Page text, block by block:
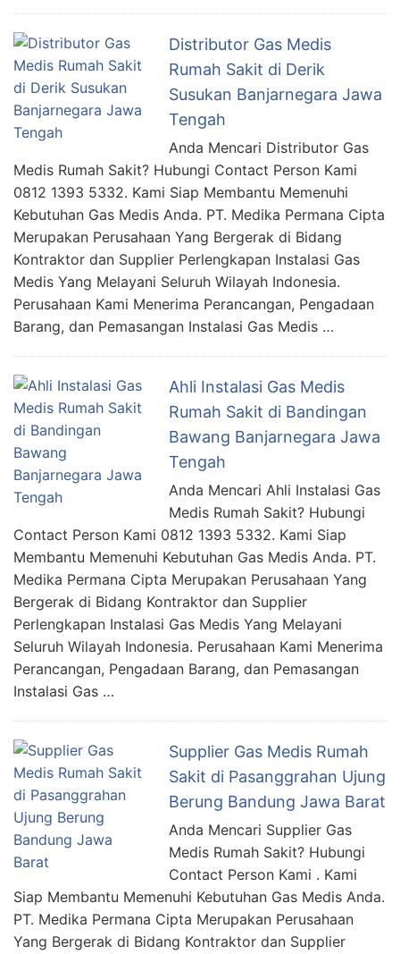
Distributor Gas Medis
Rumah Sakit di Derik
Susukan Banjarnegara Jawa
Tengah
Anda Mencari Distributor Gas
Medis Rumah Sakit? Hubungi Contact Person Kami
0812 1393 5332. Kami Siap Membantu Memenuhi
Kebutuhan Gas Medis Anda. PT. Medika Permana Cipta
Merupakan Perusahaan Yang Bergerak di Bidang
Kontraktor dan Supplier Perlengkapan Instalasi Gas
Medis Yang Melayani Seluruh Wilayah Indonesia.
Perusahaan Kami Menerima Perancangan, Pengadaan
Barang, dan Pemasangan Instalasi Gas Medis …
Ahli Instalasi Gas Medis
Rumah Sakit di Bandingan
Bawang Banjarnegara Jawa
Tengah
Anda Mencari Ahli Instalasi Gas
Medis Rumah Sakit? Hubungi
Contact Person Kami 0812 1393 5332. Kami Siap
Membantu Memenuhi Kebutuhan Gas Medis Anda. PT.
Medika Permana Cipta Merupakan Perusahaan Yang
Bergerak di Bidang Kontraktor dan Supplier
Perlengkapan Instalasi Gas Medis Yang Melayani
Seluruh Wilayah Indonesia. Perusahaan Kami Menerima
Perancangan, Pengadaan Barang, dan Pemasangan
Instalasi Gas …
Supplier Gas Medis Rumah
Sakit di Pasanggrahan Ujung
Berung Bandung Jawa Barat
Anda Mencari Supplier Gas
Medis Rumah Sakit? Hubungi
Contact Person Kami . Kami
Siap Membantu Memenuhi Kebutuhan Gas Medis Anda.
PT. Medika Permana Cipta Merupakan Perusahaan
Yang Bergerak di Bidang Kontraktor dan Supplier